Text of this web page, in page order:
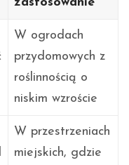
W ogrodach
przydomowych z
roślinnością o
niskim wzroście
W przestrzeniach
miejskich, gdzie